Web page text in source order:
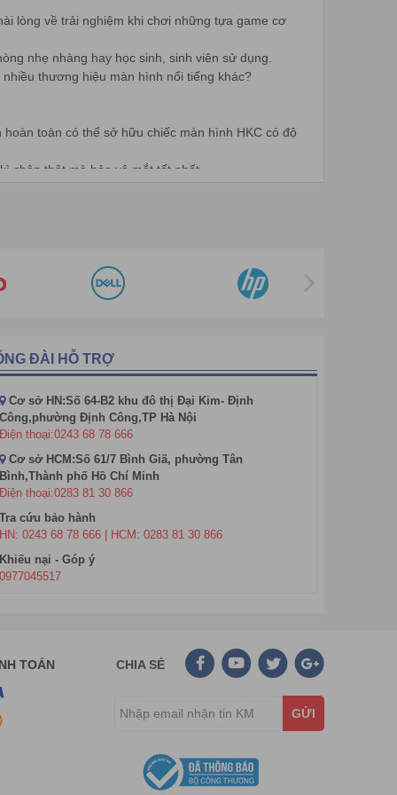
lòng về trải nghiệm khi chơi những tựa game cơ
nhẹ nhàng hay học sinh, sinh viên sử dụng.
thương hiệu màn hình nổi tiếng khác?
toàn có thể sở hữu chiếc màn hình HKC có độ
chân thật mà bảo vệ mắt tốt nhất.
trực tiếp đến trải nghiệm chơi game.
thước màn hình bao nhiêu, công nghệ tấm nền
thương hiệu lớn.
triệu đồng mà vẫn có trải nghiệm tốt khi chọn mua
năm 2020?
Trong tương lai, màn hình HKC có thể chiếm
chọn mua màn hình HKC khi nó có được thông
màn hình HKC theo mức giá nhé:
màu, độ phân giải FHD 1920×1080 hoặc HD
1920×1080, tần số quét: 75Hz
độ phân giải : 2560 x 1440, tần số quét : 144Hz
đáng tiền để mua hay không?
của nhiều thương hiệu hơn, dẫn đến sự cạnh
ĐÀI HỖ TRỢ
Cơ sở HN:Số 64-B2 khu đô thị Đại Kim- Định
Công,phường Định Công,TP Hà Nội
Điện thoại:0243 68 78 666
Cơ sở HCM:Số 61/7 Bình Giã, phường Tân
Bình,Thành phố Hồ Chí Minh
Điện thoại:0283 81 30 866
Tra cứu bảo hành
HN: 0243 68 78 666 | HCM: 0283 81 30 866
Khiếu nại - Góp ý
0977045517
TOÁN CHIA SẺ
GỬI